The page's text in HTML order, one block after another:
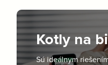
Kotly na
Sú ideálnym